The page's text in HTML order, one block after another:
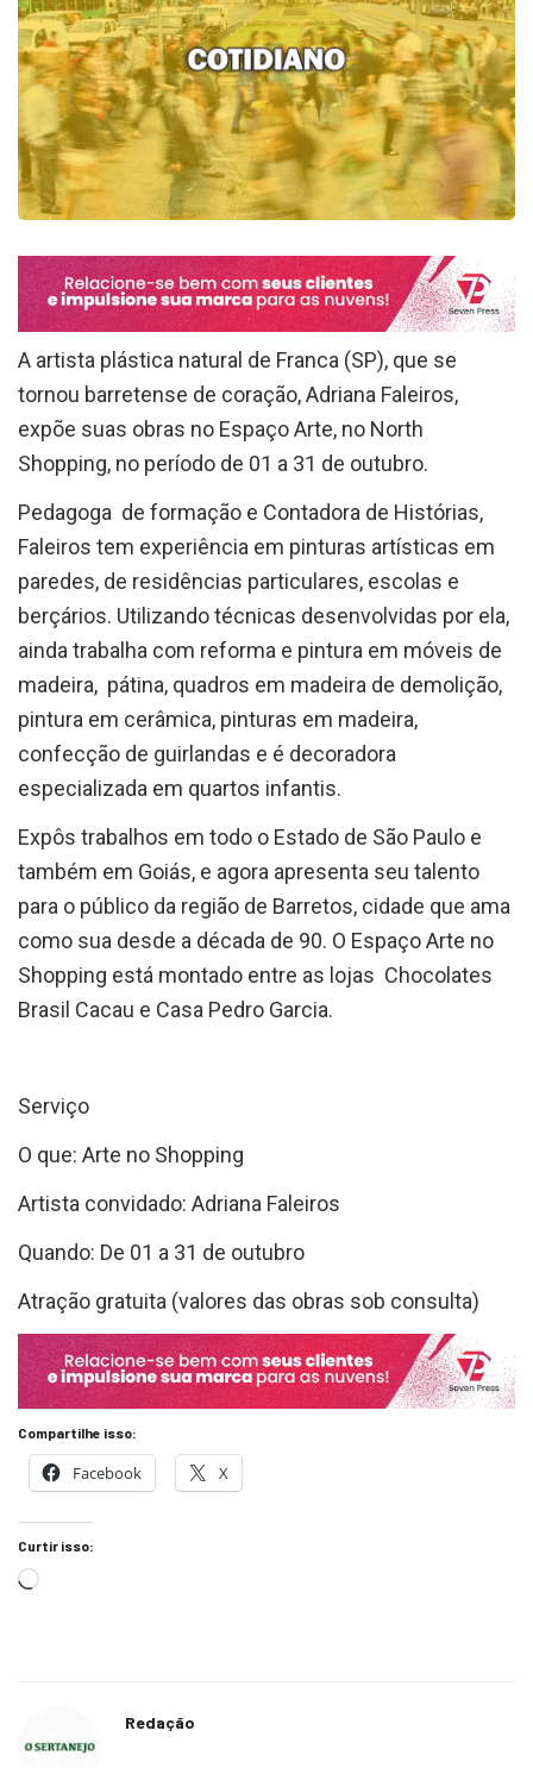
A artista plástica natural de Franca (SP), que se
tornou barretense de coração, Adriana Faleiros,
expõe suas obras no Espaço Arte, no North
Shopping, no período de 01 a 31 de outubro.
Pedagoga de formação e Contadora de Histórias,
Faleiros tem experiência em pinturas artísticas em
paredes, de residências particulares, escolas e
berçários. Utilizando técnicas desenvolvidas por ela,
ainda trabalha com reforma e pintura em móveis de
madeira, pátina, quadros em madeira de demolição,
pintura em cerâmica, pinturas em madeira,
confecção de guirlandas e é decoradora
especializada em quartos infantis.
Expôs trabalhos em todo o Estado de São Paulo e
também em Goiás, e agora apresenta seu talento
para o público da região de Barretos, cidade que ama
como sua desde a década de 90. O Espaço Arte no
Shopping está montado entre as lojas Chocolates
Brasil Cacau e Casa Pedro Garcia.
Serviço
O que: Arte no Shopping
Artista convidado: Adriana Faleiros
Quando: De 01 a 31 de outubro
Atração gratuita (valores das obras sob consulta)
Compartilhe isso:
Facebook X
Curtir isso:
Redação